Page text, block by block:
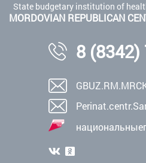
State budgetary institution of
MORDOVIAN REPUBLICAN
8 (8342)